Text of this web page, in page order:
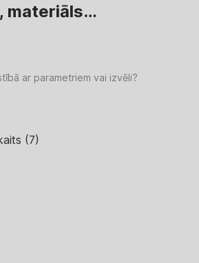
materiāls…
ar parametriem vai izvēli?
(7)